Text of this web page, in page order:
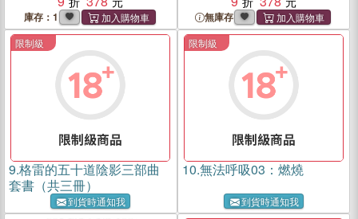
庫存：1 無庫存
限制級
9.格雷的五十道陰影三部曲
套書（共三冊）
到貨時通知我
限制級
10.無法呼吸03：燃燒
到貨時通知我